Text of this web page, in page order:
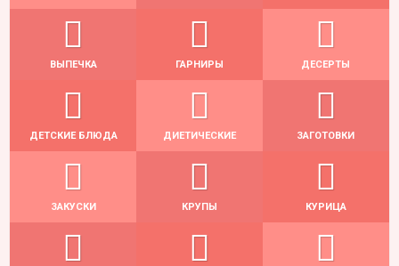
ВЫПЕЧКА ГАРНИРЫ ДЕСЕРТЫ
ДЕТСКИЕ БЛЮДА ДИЕТИЧЕСКИЕ ЗАГОТОВКИ
ЗАКУСКИ КРУПЫ КУРИЦА